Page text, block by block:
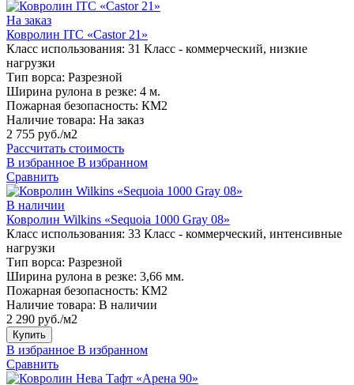
На заказ
Ковролин ITC «Castor 21»
Класс использования: 31 Класс - коммерческий, низкие
нагрузки
Тип ворса: Разрезной
Ширина рулона в резке: 4 м.
Пожарная безопасность: КМ2
Наличие товара: На заказ
2 755 руб./м2
Рассчитать стоимость
В избранное В избранном
Сравнить
В наличии
Ковролин Wilkins «Sequoia 1000 Gray 08»
Класс использования: 33 Класс - коммерческий, интенсивные
нагрузки
Тип ворса: Разрезной
Ширина рулона в резке: 3,66 мм.
Пожарная безопасность: КМ2
Наличие товара: В наличии
2 290 руб./м2
Купить
В избранное В избранном
Сравнить